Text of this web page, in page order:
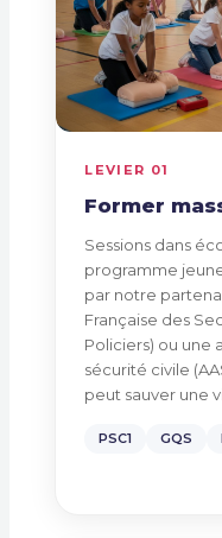
LEVIER 01
Former
Sessions dans
programme
par notre
Française des
Policiers) ou une
sécurité civile
peut sauver une
PSC1 GQS